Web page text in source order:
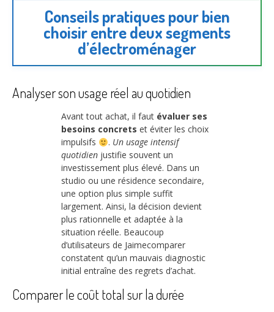
Conseils pratiques pour bien
choisir entre deux segments
d’électroménager
Analyser son usage réel au quotidien
Avant tout achat, il faut évaluer ses
besoins concrets et éviter les choix
impulsifs
. Un usage intensif
quotidien justifie souvent un
investissement plus élevé. Dans un
studio ou une résidence secondaire,
une option plus simple suffit
largement. Ainsi, la décision devient
plus rationnelle et adaptée à la
situation réelle. Beaucoup
d’utilisateurs de Jaimecomparer
constatent qu’un mauvais diagnostic
initial entraîne des regrets d’achat.
Comparer le coût total sur la durée